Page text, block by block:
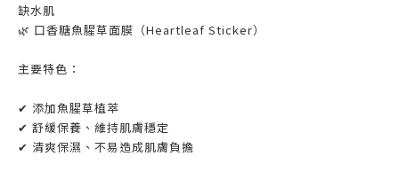
缺水肌
🌿 口香糖魚腥草面膜（Heartleaf Sticker）
主要特色：
✔ 添加魚腥草植萃
✔ 舒緩保養、維持肌膚穩定
✔ 清爽保濕、不易造成肌膚負擔